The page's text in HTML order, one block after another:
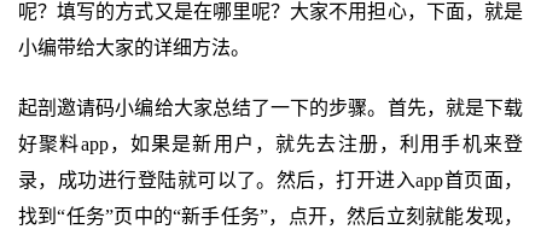
呢？填写的方式又是在哪里呢？大家不用担心，下面，就是
小编带给大家的详细方法。
起剖邀请码小编给大家总结了一下的步骤。首先，就是下载
好聚料app，如果是新用户，就先去注册，利用手机来登
录，成功进行登陆就可以了。然后，打开进入app首页面，
找到“任务”页中的“新手任务”，点开，然后立刻就能发现，